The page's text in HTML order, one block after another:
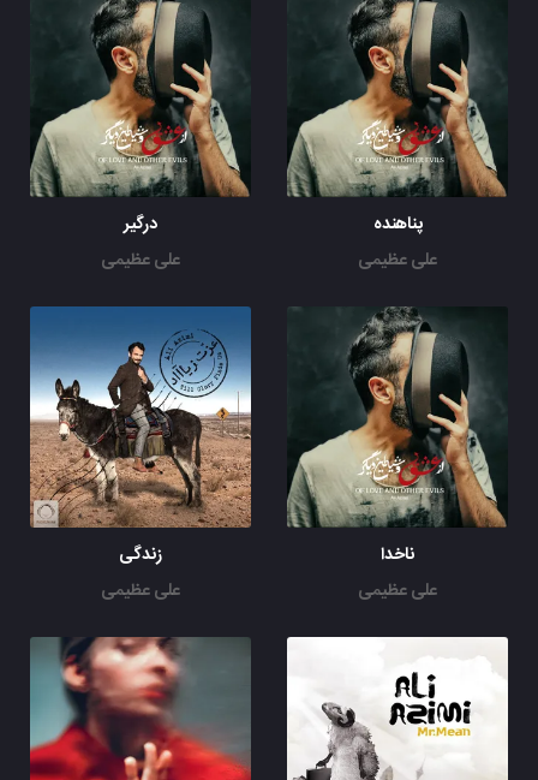
پناهنده
علی عظیمی
درگیر
علی عظیمی
ناخدا
علی عظیمی
زندگی
علی عظیمی